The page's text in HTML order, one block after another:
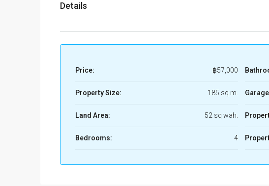
Details
Price: ฿57,000
Property Size: 185 sq m.
Land Area: 52 sq wah.
Bedrooms: 4